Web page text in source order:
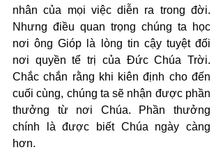
nhân của mọi việc diễn ra trong đời.
Nhưng điều quan trọng chúng ta học
nơi ông Gióp là lòng tin cậy tuyệt đối
nơi quyền tể trị của Đức Chúa Trời.
Chắc chắn rằng khi kiên định cho đến
cuối cùng, chúng ta sẽ nhận được phần
thưởng từ nơi Chúa. Phần thưởng
chính là được biết Chúa ngày càng
hơn.